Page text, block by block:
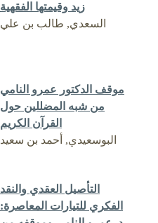
زيد وقيمتها الفقهية
السعدي, طالب بن علي
موقف الدكتور عمرو النامي
من شبه المضللين حول
القرآن الكريم
البوسعيدي, أحمد بن سعيد
التأصيل العقدي والنقد
الفكري للتيارات المعاصرة: